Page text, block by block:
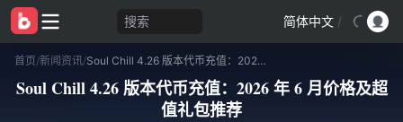
搜索 简体中文 /
首页/新闻资讯/ Soul Chill 4.26 版本代币充值：2026 年 6 月价格及超值礼包推荐
Soul Chill 4.26 版本代币充值：2026 年 6 月价格及超
值礼包推荐